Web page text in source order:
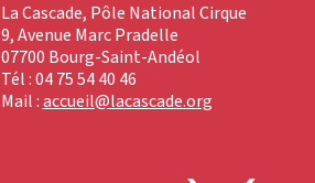
La Cascade, Pôle National Cirque
9, Avenue Marc Pradelle
07700 Bourg-Saint-Andéol
Tél : 04 75 54 40 46
Mail :accueil@lacascade.org